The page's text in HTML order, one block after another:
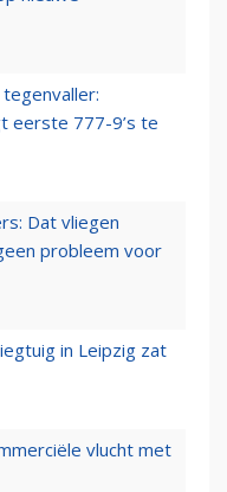
eerste 777-9’s te
Dat vliegen
probleem voor
in Leipzig zat
vlucht met